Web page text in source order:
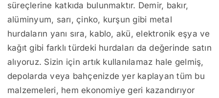
süreçlerine katkıda bulunmaktır. Demir, bakır,
alüminyum, sarı, çinko, kurşun gibi metal
hurdaların yanı sıra, kablo, akü, elektronik eşya ve
kağıt gibi farklı türdeki hurdaları da değerinde satın
alıyoruz. Sizin için artık kullanılamaz hale gelmiş,
depolarda veya bahçenizde yer kaplayan tüm bu
malzemeleri, hem ekonomiye geri kazandırıyor